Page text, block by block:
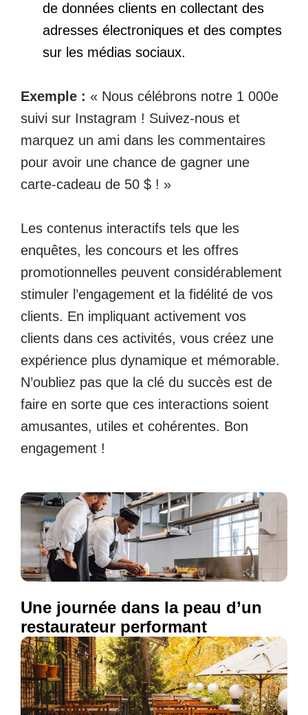
de données clients en collectant des
adresses électroniques et des comptes
sur les médias sociaux.
Exemple : « Nous célébrons notre 1 000e
suivi sur Instagram ! Suivez-nous et
marquez un ami dans les commentaires
pour avoir une chance de gagner une
carte-cadeau de 50 $ ! »
Les contenus interactifs tels que les
enquêtes, les concours et les offres
promotionnelles peuvent considérablement
stimuler l’engagement et la fidélité de vos
clients. En impliquant activement vos
clients dans ces activités, vous créez une
expérience plus dynamique et mémorable.
N’oubliez pas que la clé du succès est de
faire en sorte que ces interactions soient
amusantes, utiles et cohérentes. Bon
engagement !
Une journée dans la peau d’un
restaurateur performant